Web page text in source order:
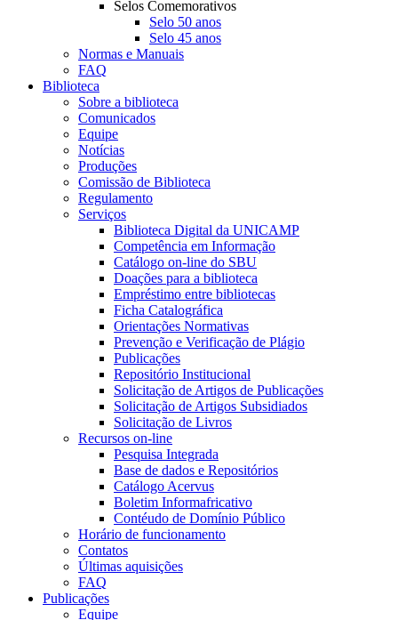
Selos Comemorativos
Selo 50 anos
Selo 45 anos
Normas e Manuais
FAQ
Biblioteca
Sobre a biblioteca
Comunicados
Equipe
Notícias
Produções
Comissão de Biblioteca
Regulamento
Serviços
Biblioteca Digital da UNICAMP
Competência em Informação
Catálogo on-line do SBU
Doações para a biblioteca
Empréstimo entre bibliotecas
Ficha Catalográfica
Orientações Normativas
Prevenção e Verificação de Plágio
Publicações
Repositório Institucional
Solicitação de Artigos de Publicações
Solicitação de Artigos Subsidiados
Solicitação de Livros
Recursos on-line
Pesquisa Integrada
Base de dados e Repositórios
Catálogo Acervus
Boletim Informafricativo
Contéudo de Domínio Público
Horário de funcionamento
Contatos
Últimas aquisições
FAQ
Publicações
Equipe